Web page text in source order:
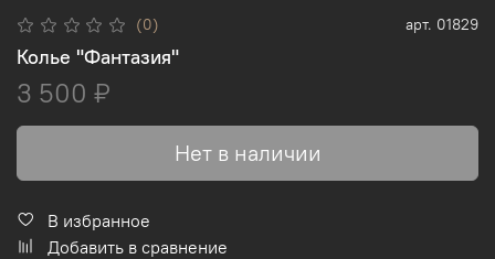
(0) арт. 01829
Колье "Фантазия"
3 500 ₽
Нет в наличии
В избранное
Добавить в сравнение